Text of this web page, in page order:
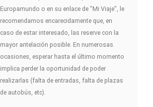
Europamundo o en su enlace de "Mi Viaje", le
recomendamos encarecidamente que, en
caso de estar interesado, las reserve con la
mayor antelación posible. En numerosas
ocasiones, esperar hasta el último momento
implica perder la oportunidad de poder
realizarlas (falta de entradas, falta de plazas
de autobús, etc).